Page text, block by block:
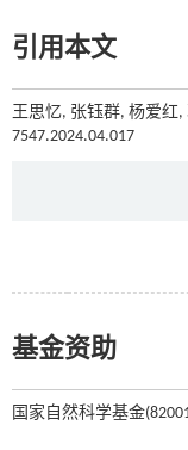
引用本文
王思忆, 张钰群, 杨爱红
7547.2024.04.017
基金资助
国家自然科学基金